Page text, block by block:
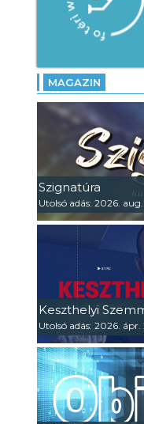
MAGAZIN
Szignatúra
Utolsó adás: 2026.
Keszthelyi
Utolsó adás: 2026. ápr.